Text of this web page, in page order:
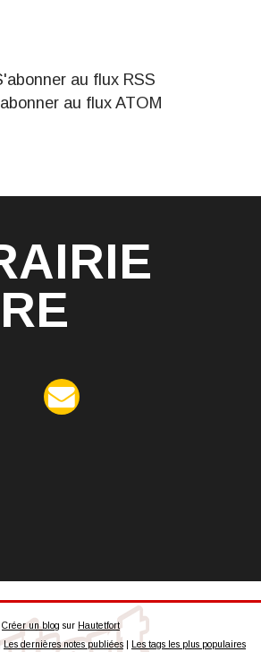
au flux RSS
au flux ATOM
Créer un blog sur Hautetfort
Les dernières notes publiées Les tags les plus populaires